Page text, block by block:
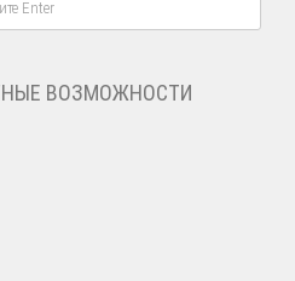
ВОЗМОЖНОСТИ